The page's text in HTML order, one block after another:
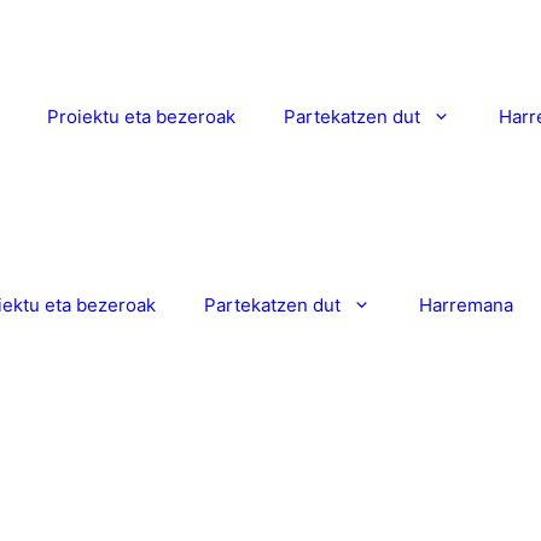
Proiektu eta bezeroak Partekatzen dut
eta bezeroak Partekatzen dut Harremana